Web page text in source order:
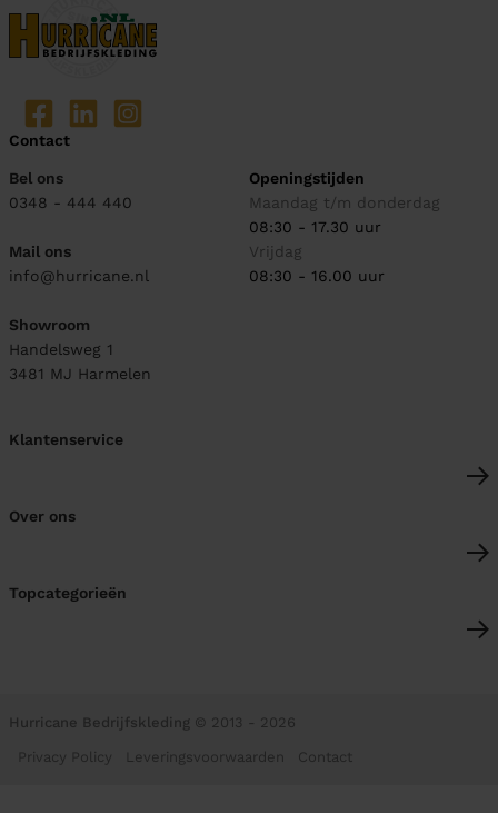
Contact
Bel ons
0348 - 444 440
Mail ons
info@hurricane.nl
Showroom
Handelsweg 1
3481 MJ Harmelen
Openingstijden
Maandag t/m donderdag
08:30 - 17.30 uur
Vrijdag
08:30 - 16.00 uur
Klantenservice
Over ons
Topcategorieën
Hurricane Bedrijfskleding © 2013 - 2026
Privacy Policy Leveringsvoorwaarden Contact